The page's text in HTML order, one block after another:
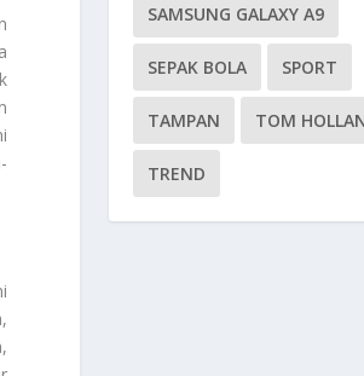
SAMSUNG GALAXY A9
SEPAK BOLA SPORT
TAMPAN TOM
TREND